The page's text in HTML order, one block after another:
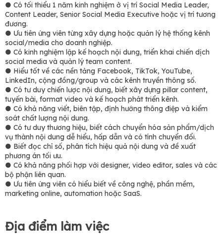
● Có tối thiểu 1 năm kinh nghiệm ở vị trí Social Media Leader,
Content Leader, Senior Social Media Executive hoặc vị trí tương
đương.
● Ưu tiên ứng viên từng xây dựng hoặc quản lý hệ thống kênh
social/media cho doanh nghiệp.
● Có kinh nghiệm lập kế hoạch nội dung, triển khai chiến dịch
social media và quản lý team content.
● Hiểu tốt về các nền tảng Facebook, TikTok, YouTube,
LinkedIn, cộng đồng/group và các kênh truyền thông số.
● Có tư duy chiến lược nội dung, biết xây dựng pillar content,
tuyến bài, format video và kế hoạch phát triển kênh.
● Có khả năng viết, biên tập, định hướng thông điệp và kiểm
soát chất lượng nội dung.
● Có tư duy thương hiệu, biết cách chuyển hóa sản phẩm/dịch
vụ thành nội dung dễ hiểu, hấp dẫn và có tính chuyển đổi.
● Biết đọc chỉ số, phân tích hiệu quả nội dung và đề xuất
phương án tối ưu.
● Có khả năng phối hợp với designer, video editor, sales và các
bộ phận liên quan.
● Ưu tiên ứng viên có hiểu biết về công nghệ, phần mềm,
marketing online, automation hoặc SaaS.
Địa điểm làm việc